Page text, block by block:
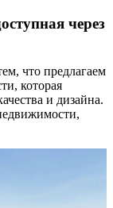
через
что предлагаем
которая
и дизайна.